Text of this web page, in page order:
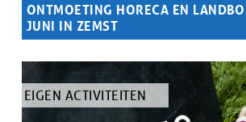
ONTMOETING HORECA EN
JUNI IN ZEMST
horecaondernemers in gesprek gaan over
samenwerking, afzet en lokale
TYPE
EIGEN ACTIVITEITEN